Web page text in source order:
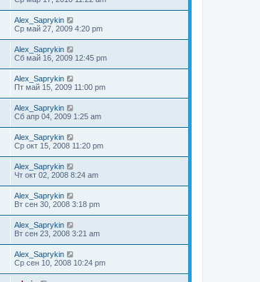
Alex_Saprykin
Ср май 27, 2009 4:20 pm
Alex_Saprykin
Сб май 16, 2009 12:45 pm
Alex_Saprykin
Пт май 15, 2009 11:00 pm
Alex_Saprykin
Сб апр 04, 2009 1:25 am
Alex_Saprykin
Ср окт 15, 2008 11:20 pm
Alex_Saprykin
Чт окт 02, 2008 8:24 am
Alex_Saprykin
Вт сен 30, 2008 3:18 pm
Alex_Saprykin
Вт сен 23, 2008 3:21 am
Alex_Saprykin
Ср сен 10, 2008 10:24 pm